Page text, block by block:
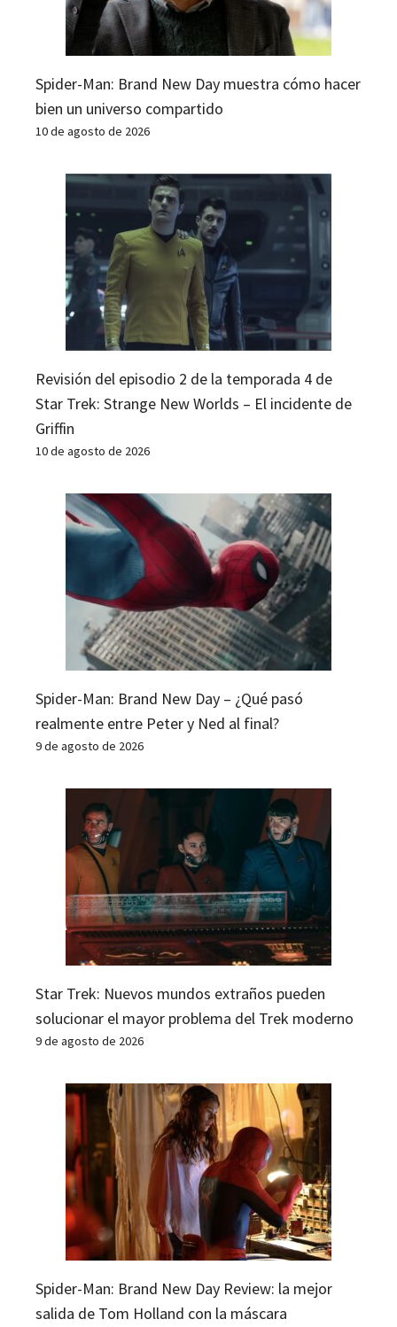
Spider-Man: Brand New Day muestra cómo hacer
bien un universo compartido
10 de agosto de 2026
Revisión del episodio 2 de la temporada 4 de
Star Trek: Strange New Worlds – El incidente de
Griffin
10 de agosto de 2026
Spider-Man: Brand New Day – ¿Qué pasó
realmente entre Peter y Ned al final?
9 de agosto de 2026
Star Trek: Nuevos mundos extraños pueden
solucionar el mayor problema del Trek moderno
9 de agosto de 2026
Spider-Man: Brand New Day Review: la mejor
salida de Tom Holland con la máscara